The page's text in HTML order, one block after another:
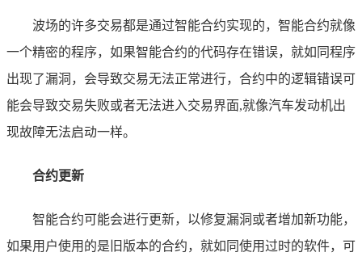
波场的许多交易都是通过智能合约实现的，智能合约就像
一个精密的程序，如果智能合约的代码存在错误，就如同程序
出现了漏洞，会导致交易无法正常进行，合约中的逻辑错误可
能会导致交易失败或者无法进入交易界面,就像汽车发动机出
现故障无法启动一样。
合约更新
智能合约可能会进行更新，以修复漏洞或者增加新功能，
如果用户使用的是旧版本的合约，就如同使用过时的软件，可